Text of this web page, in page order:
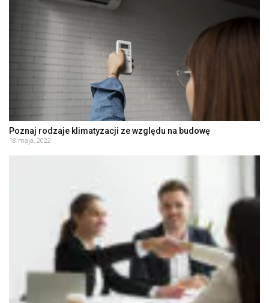
Poznaj rodzaje klimatyzacji ze względu na budowę
18 maja, 2022